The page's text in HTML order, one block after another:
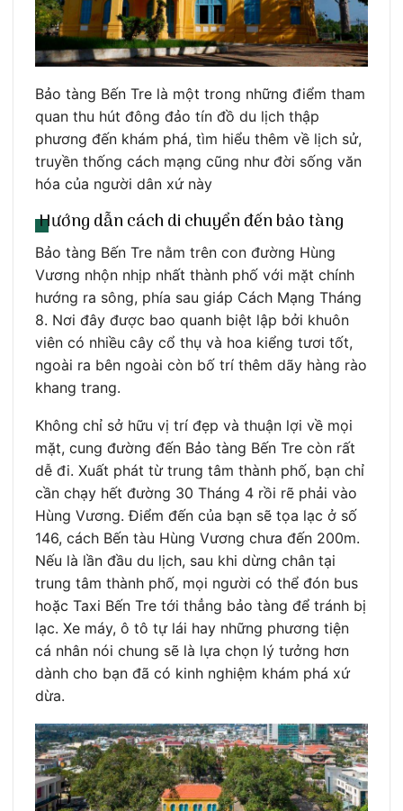
Bảo tàng Bến Tre là một trong những điểm tham
quan thu hút đông đảo tín đồ du lịch thập
phương đến khám phá, tìm hiểu thêm về lịch sử,
truyền thống cách mạng cũng như đời sống văn
hóa của người dân xứ này
Hướng dẫn cách di chuyển đến bảo tàng
Bảo tàng Bến Tre nằm trên con đường Hùng
Vương nhộn nhịp nhất thành phố với mặt chính
hướng ra sông, phía sau giáp Cách Mạng Tháng
8. Nơi đây được bao quanh biệt lập bởi khuôn
viên có nhiều cây cổ thụ và hoa kiểng tươi tốt,
ngoài ra bên ngoài còn bố trí thêm dãy hàng rào
khang trang.
Không chỉ sở hữu vị trí đẹp và thuận lợi về mọi
mặt, cung đường đến Bảo tàng Bến Tre còn rất
dễ đi. Xuất phát từ trung tâm thành phố, bạn chỉ
cần chạy hết đường 30 Tháng 4 rồi rẽ phải vào
Hùng Vương. Điểm đến của bạn sẽ tọa lạc ở số
146, cách Bến tàu Hùng Vương chưa đến 200m.
Nếu là lần đầu du lịch, sau khi dừng chân tại
trung tâm thành phố, mọi người có thể đón bus
hoặc Taxi Bến Tre tới thẳng bảo tàng để tránh bị
lạc. Xe máy, ô tô tự lái hay những phương tiện
cá nhân nói chung sẽ là lựa chọn lý tưởng hơn
dành cho bạn đã có kinh nghiệm khám phá xứ
dừa.